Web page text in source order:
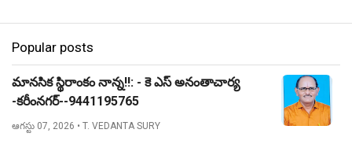
Popular posts
మానసిక స్థిరాంకం నాన్న!!: - కె ఎస్ అనంతాచార్య
-కరీంనగర్--9441195765
ఆగస్టు 07, 2026 • T. VEDANTA SURY